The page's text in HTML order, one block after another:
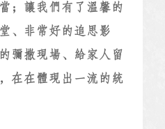
；讓我們有了溫馨的
、非常好的追思影
彌撒現場、給家人留
在在體現出一流的統